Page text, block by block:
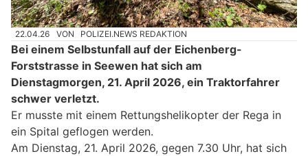
22.04.26 VON POLIZEI.NEWS REDAKTION
Bei einem Selbstunfall auf der Eichenberg-
Forststrasse in Seewen hat sich am
Dienstagmorgen, 21. April 2026, ein Traktorfahrer
schwer verletzt.
Er musste mit einem Rettungshelikopter der Rega in
ein Spital geflogen werden.
Am Dienstag, 21. April 2026, gegen 7.30 Uhr, hat sich